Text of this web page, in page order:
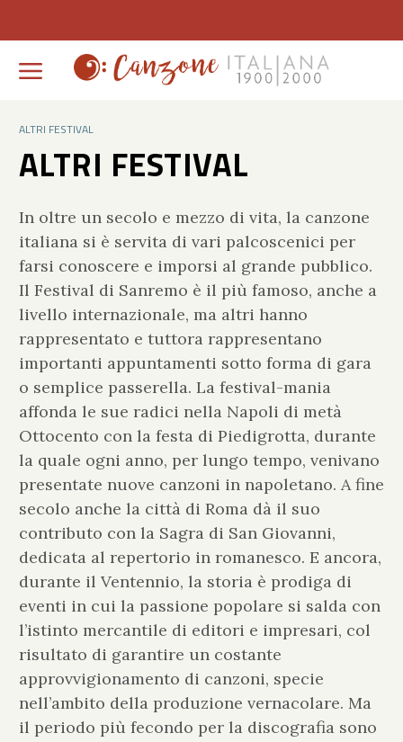
ALTRI FESTIVAL
ALTRI FESTIVAL
In oltre un secolo e mezzo di vita, la canzone
italiana si è servita di vari palcoscenici per
farsi conoscere e imporsi al grande pubblico.
Il Festival di Sanremo è il più famoso, anche a
livello internazionale, ma altri hanno
rappresentato e tuttora rappresentano
importanti appuntamenti sotto forma di gara
o semplice passerella. La festival-mania
affonda le sue radici nella Napoli di metà
Ottocento con la festa di Piedigrotta, durante
la quale ogni anno, per lungo tempo, venivano
presentate nuove canzoni in napoletano. A fine
secolo anche la città di Roma dà il suo
contributo con la Sagra di San Giovanni,
dedicata al repertorio in romanesco. E ancora,
durante il Ventennio, la storia è prodiga di
eventi in cui la passione popolare si salda con
l’istinto mercantile di editori e impresari, col
risultato di garantire un costante
approvvigionamento di canzoni, specie
nell’ambito della produzione vernacolare. Ma
il periodo più fecondo per la discografia sono